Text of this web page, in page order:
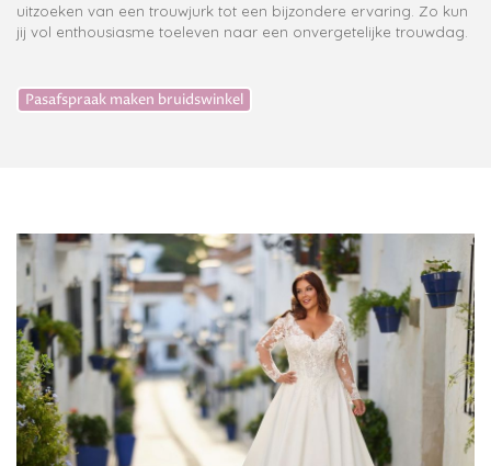
uitzoeken van een trouwjurk tot een bijzondere ervaring. Zo kun
jij vol enthousiasme toeleven naar een onvergetelijke trouwdag.
Pasafspraak maken bruidswinkel